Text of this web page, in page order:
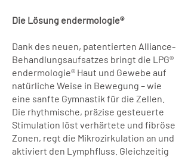
Die Lösung endermologie®
Dank des neuen, patentierten Alliance-
Behandlungsaufsatzes bringt die LPG®
endermologie® Haut und Gewebe auf
natürliche Weise in Bewegung – wie
eine sanfte Gymnastik für die Zellen.
Die rhythmische, präzise gesteuerte
Stimulation löst verhärtete und fibröse
Zonen, regt die Mikrozirkulation an und
aktiviert den Lymphfluss. Gleichzeitig